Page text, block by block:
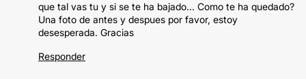
que tal vas tu y si se te ha bajado... Como te ha quedado?
Una foto de antes y despues por favor, estoy
desesperada. Gracias
Responder